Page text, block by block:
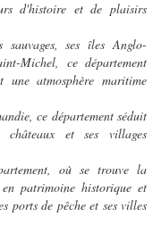
d'histoire et de plaisirs
sauvages, ses îles Anglo-
Michel, ce département
une atmosphère maritime
ce département séduit
châteaux et ses villages
où se trouve la
patrimoine historique et
ports de pêche et ses villes